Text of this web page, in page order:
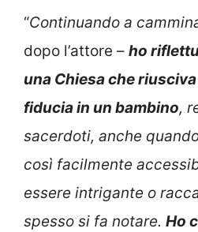
“Continuando a
dopo l’attore – ho
una Chiesa che
fiducia in un bambino,
sacerdoti, anche
così facilmente
essere intrigante o
spesso si fa notare. Ho